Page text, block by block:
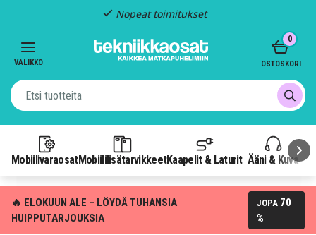
Nopeat toimitukset
VALIKKO
MobiilivaraosatMobiililisätarvikkeetKaapelit & Laturit Ääni & Kuva
0
OSTOSKORI
🔥 ELOKUUN ALE – LÖYDÄ TUHANSIA
HUIPPUTARJOUKSIA
JOPA 70
%